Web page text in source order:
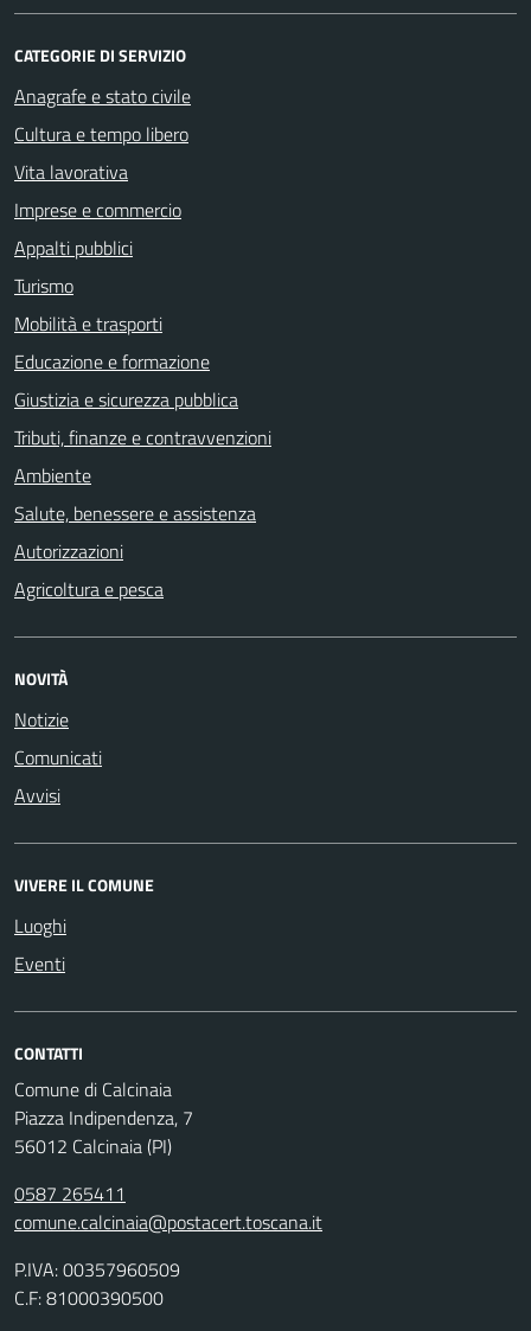
CATEGORIE DI SERVIZIO
Anagrafe e stato civile
Cultura e tempo libero
Vita lavorativa
Imprese e commercio
Appalti pubblici
Turismo
Mobilità e trasporti
Educazione e formazione
Giustizia e sicurezza pubblica
Tributi, finanze e contravvenzioni
Ambiente
Salute, benessere e assistenza
Autorizzazioni
Agricoltura e pesca
NOVITÀ
Notizie
Comunicati
Avvisi
VIVERE IL COMUNE
Luoghi
Eventi
CONTATTI
Comune di Calcinaia
Piazza Indipendenza, 7
56012 Calcinaia (PI)
0587 265411
comune.calcinaia@postacert.toscana.it
P.IVA: 00357960509
C.F: 81000390500